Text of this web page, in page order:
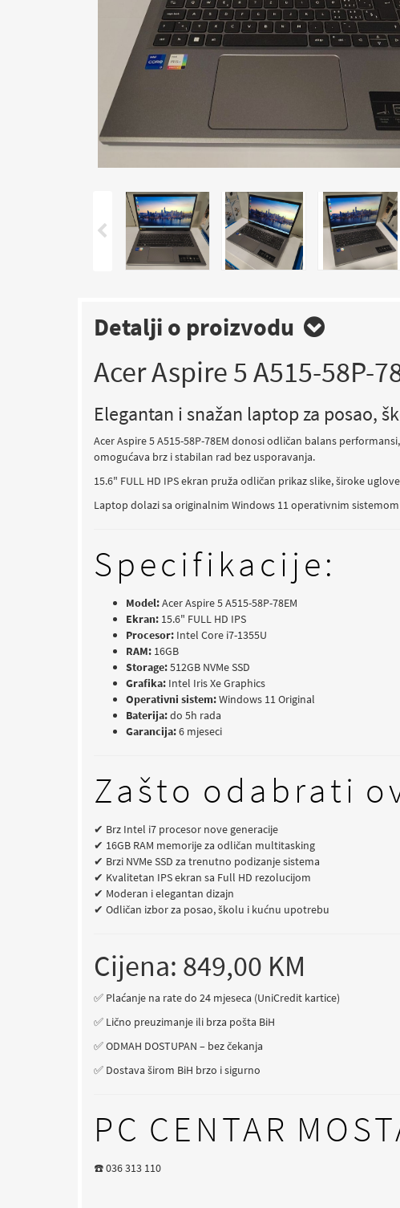
Detalji o proizvodu
Acer Aspire 5 A515-58P-
Elegantan i snažan laptop za posao,
Acer Aspire 5 A515-58P-78EM donosi odličan balans
omogućava brz i stabilan rad bez usporavanja.
15.6" FULL HD IPS ekran pruža odličan prikaz slike, široke
Laptop dolazi sa originalnim Windows 11 operativnim
Specifikacije:
Model:Acer Aspire 5 A515-58P-78EM
Ekran: 15.6" FULL HD IPS
Procesor: Intel Core i7-1355U
RAM: 16GB
Storage:512GB NVMe SSD
Grafika: Intel Iris Xe Graphics
Operativni sistem:Windows 11 Original
Baterija:do 5h rada
Garancija:6 mjeseci
Zašto odabrati
✔ Brz Intel i7 procesor nove generacije
✔ 16GB RAM memorije za odličan multitasking
✔ Brzi NVMe SSD za trenutno podizanje sistema
✔ Kvalitetan IPS ekran sa Full HD rezolucijom
✔ Moderan i elegantan dizajn
✔ Odličan izbor za posao, školu i kućnu upotrebu
Cijena: 849,00 KM
✅ Plaćanje na rate do 24 mjeseca (UniCredit kartice)
✅ Lično preuzimanje ili brza pošta BiH
✅ ODMAH DOSTUPAN – bez čekanja
✅ Dostava širom BiH brzo i sigurno
PC CENTAR
☎️ 036 313 110